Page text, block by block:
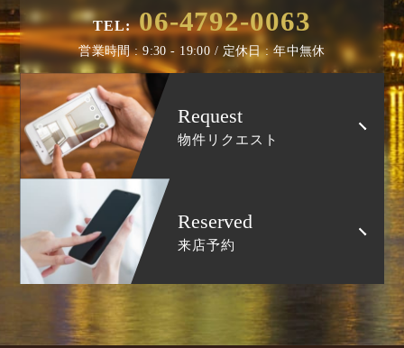
TEL: 06-4792-0063
営業時間 : 9:30 - 19:00 / 定休日 : 年中無休
Request
物件リクエスト
Reserved
来店予約